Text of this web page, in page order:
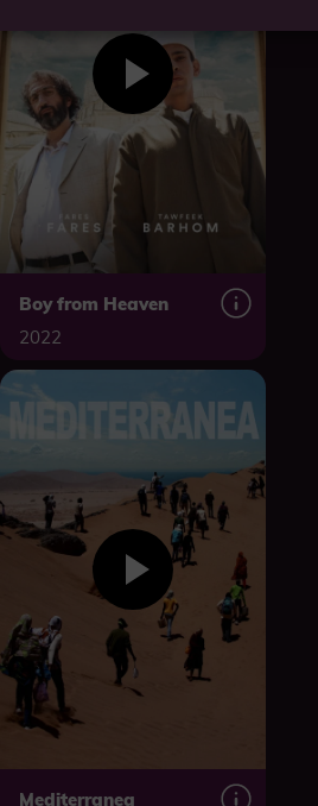
Boy from Heaven
2022
Mediterranea